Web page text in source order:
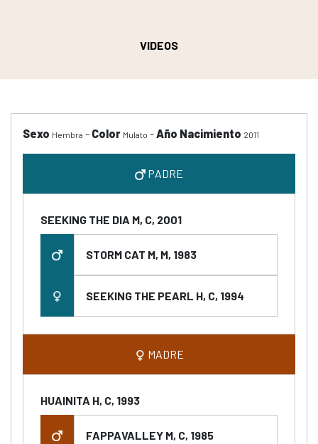
VIDEOS
Sexo Hembra - Color Mulato -Año Nacimiento 2011
PADRE
SEEKING THE DIA M, C, 2001
STORM CAT M, M, 1983
SEEKING THE PEARL H, C, 1994
MADRE
HUAINITA H, C, 1993
FAPPAVALLEY M, C, 1985